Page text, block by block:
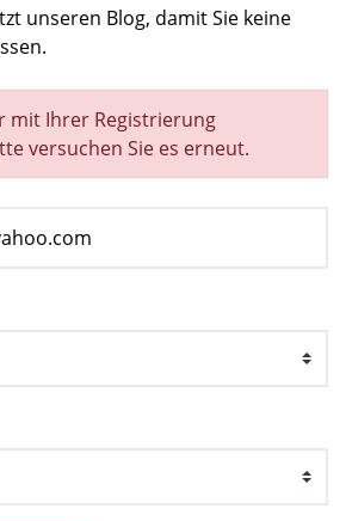
unseren Blog, damit Sie keine
mit Ihrer Registrierung
versuchen Sie es erneut.